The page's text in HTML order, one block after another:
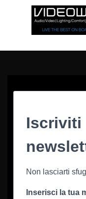
Iscriviti
Non lasciarti
Inserisci la tua